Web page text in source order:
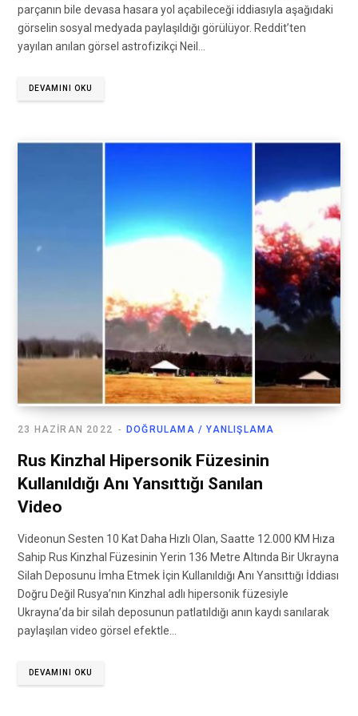
parçanın bile devasa hasara yol açabileceği iddiasıyla aşağıdaki
görselin sosyal medyada paylaşıldığı görülüyor. Reddit’ten
yayılan anılan görsel astrofizikçi Neil…
DEVAMINI OKU
DOĞRULAMA / YANLIŞLAMA
23 HAZIRAN 2022
Rus Kinzhal Hipersonik Füzesinin
Kullanıldığı Anı Yansıttığı Sanılan
Video
Videonun Sesten 10 Kat Daha Hızlı Olan, Saatte 12.000 KM Hıza
Sahip Rus Kinzhal Füzesinin Yerin 136 Metre Altında Bir Ukrayna
Silah Deposunu İmha Etmek İçin Kullanıldığı Anı Yansıttığı İddiası
Doğru Değil Rusya’nın Kinzhal adlı hipersonik füzesiyle
Ukrayna’da bir silah deposunun patlatıldığı anın kaydı sanılarak
paylaşılan video görsel efektle…
DEVAMINI OKU